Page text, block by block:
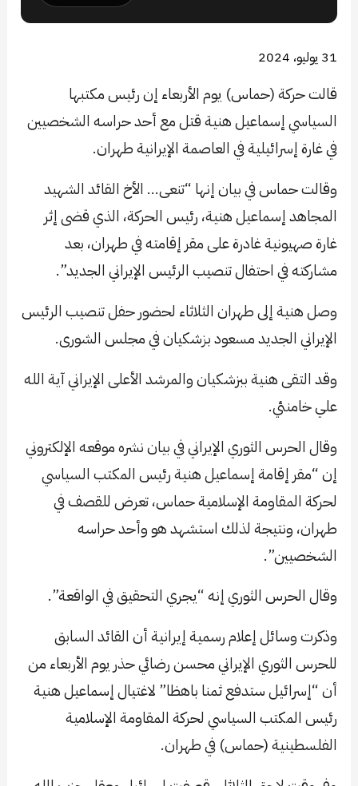
31 يوليو، 2024
قالت حركة (حماس) يوم الأربعاء إن رئيس مكتبها
السياسي إسماعيل هنية قتل مع أحد حراسه الشخصيين
في غارة إسرائيلية في العاصمة الإيرانية طهران.
وقالت حماس في بيان إنها “تنعى… الأخ القائد الشهيد
المجاهد إسماعيل هنية، رئيس الحركة، الذي قضى إثر
غارة صهيونية غادرة على مقر إقامته في طهران، بعد
مشاركته في احتفال تنصيب الرئيس الإيراني الجديد”.
وصل هنية إلى طهران الثلاثاء لحضور حفل تنصيب الرئيس
الإيراني الجديد مسعود بزشكيان في مجلس الشورى.
وقد التقى هنية ببزشكيان والمرشد الأعلى الإيراني آية الله
علي خامنئي.
وقال الحرس الثوري الإيراني في بيان نشره موقعه الإلكتروني
إن “مقر إقامة إسماعيل هنية رئيس المكتب السياسي
لحركة المقاومة الإسلامية حماس، تعرض للقصف في
طهران، ونتيجة لذلك استشهد هو وأحد حراسه
الشخصيين”.
وقال الحرس الثوري إنه “يجري التحقيق في الواقعة”.
وذكرت وسائل إعلام رسمية إيرانية أن القائد السابق
للحرس الثوري الإيراني محسن رضائي حذر يوم الأربعاء من
أن “إسرائيل ستدفع ثمنا باهظا” لاغتيال إسماعيل هنية
رئيس المكتب السياسي لحركة المقاومة الإسلامية
الفلسطينية (حماس) في طهران.